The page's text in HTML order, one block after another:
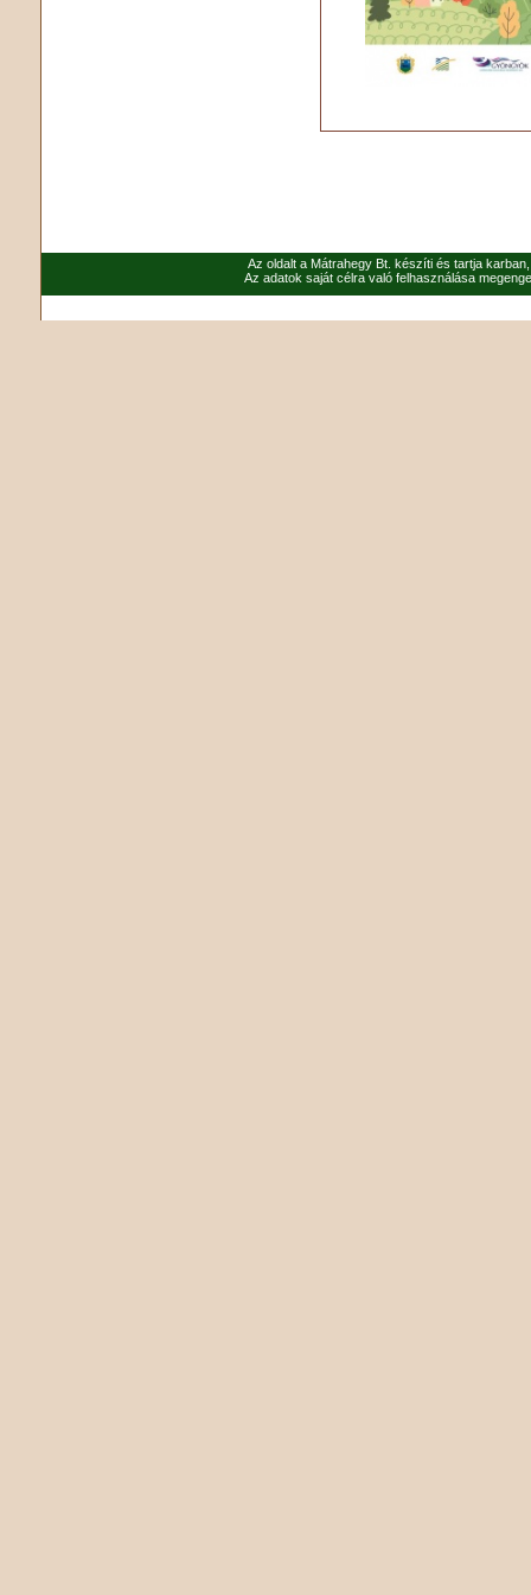
Az oldalt a Mátrahegy Bt. készíti és tartja
Az adatok saját célra való felhasználása